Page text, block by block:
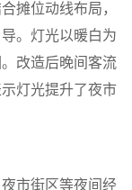
摊位动线布局，
。灯光以暖白为
改造后晚间客流
灯光提升了夜市
市街区等夜间经